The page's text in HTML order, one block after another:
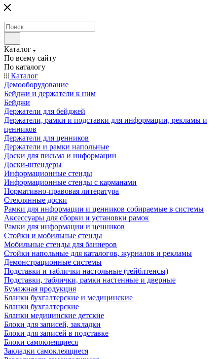
Каталог
По всему сайту
По каталогу
Каталог
Демооборудование
Бейджи и держатели к ним
Бейджи
Держатели для бейджей
Держатели, рамки и подставки для информации, рекламы и
ценников
Держатели для ценников
Держатели и рамки напольные
Доски для письма и информации
Доски-штендеры
Информационные стенды
Информационные стенды с карманами
Нормативно-правовая литература
Стеклянные доски
Рамки для информации и ценников собираемые в системы
Аксессуары для сборки и установки рамок
Рамки для информации и ценников
Стойки и мобильные стенды
Мобильные стенды для баннеров
Стойки напольные для каталогов, журналов и рекламы
Демонстрационные системы
Подставки и таблички настольные (тейблтенсы)
Подставки, таблички, рамки настенные и дверные
Бумажная продукция
Бланки бухгалтерские и медицинские
Бланки бухгалтерские
Бланки медицинские детские
Блоки для записей, закладки
Блоки для записей в подставке
Блоки самоклеящиеся
Закладки самоклеящиеся